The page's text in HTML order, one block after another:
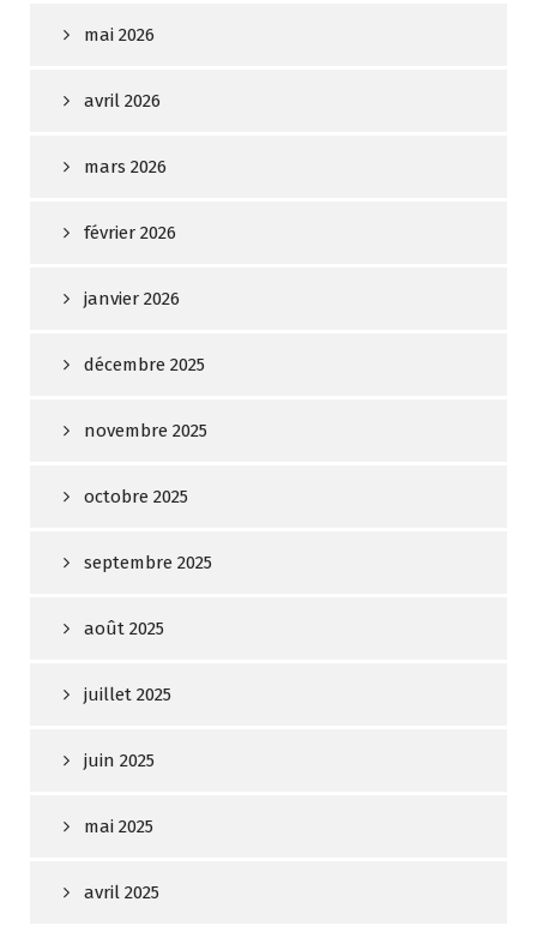
mai 2026
avril 2026
mars 2026
février 2026
janvier 2026
décembre 2025
novembre 2025
octobre 2025
septembre 2025
août 2025
juillet 2025
juin 2025
mai 2025
avril 2025